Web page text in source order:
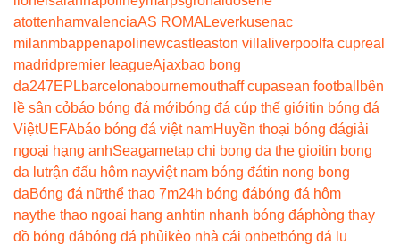
atottenhamvalenciaAS ROMA Leverkusenac
milanmbappenapolinewcastleaston villa liverpool fa cupreal
madridpremier leagueAjaxbao bong
da247EPLbarcelonabournemouthaff cupasean football
bên
lề sân cỏbáo bóng đá mớibóng đá cúp thế giớitin bóng đá
ViệtUEFAbáo bóng đá việt namHuyền thoại bóng đágiải
ngoại hạng anhSeagametap chi bong da the gioitin bong
da lutrận đấu hôm nayviệt nam bóng đátin nong bong
daBóng đá nữthể thao 7m24h bóng đábóng đá hôm
naythe thao ngoai hang anhtin nhanh bóng đáphòng thay
đồ bóng đábóng đá phủikèo nhà cái onbetbóng đá lu